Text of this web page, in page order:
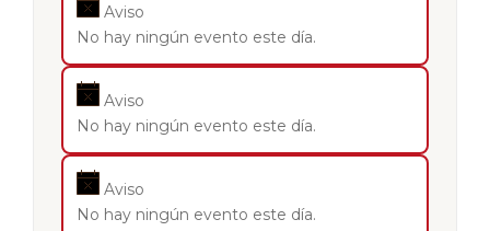
Aviso
No hay ningún evento este día.
Aviso
No hay ningún evento este día.
Aviso
No hay ningún evento este día.